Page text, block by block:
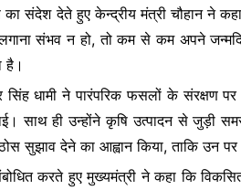
का संदेश देते हुए केन्द्रीय मंत्री चौहान ने
लगाना संभव न हो, तो कम से कम अपने
है।
सिंह धामी ने पारंपरिक फसलों के संरक्षण
साथ ही उन्होंने कृषि उत्पादन से जुड़ी
सुझाव देने का आह्वान किया, ताकि उन
करते हुए मुख्यमंत्री ने कहा कि विकसित